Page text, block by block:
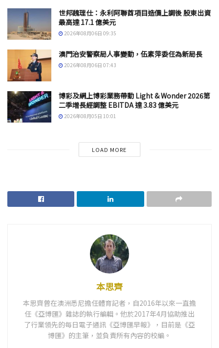
世邦魏理仕：永利阿聯酋項目造價上調後 股東出資
最高達 17.1 億美元
2026年08月06日 09:35
澳門治安警察局人事變動，伍素萍委任為新局長
2026年08月06日 07:43
博彩及網上博彩業務帶動 Light & Wonder 2026第
二季增長經調整 EBITDA 達 3.83 億美元
2026年08月05日 10:01
LOAD MORE
本思齊
本思齊曾在澳洲悉尼擔任體育記者，自2016年以來一直擔
任《亞博匯》雜誌的執行編輯。他於2017年4月協助推出
了行業領先的每日電子通訊《亞博匯早報》，目前是《亞
博匯》的主筆，並負責所有內容的校編。